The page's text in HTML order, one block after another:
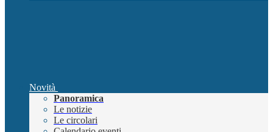
Novità
Panoramica
Le notizie
Le circolari